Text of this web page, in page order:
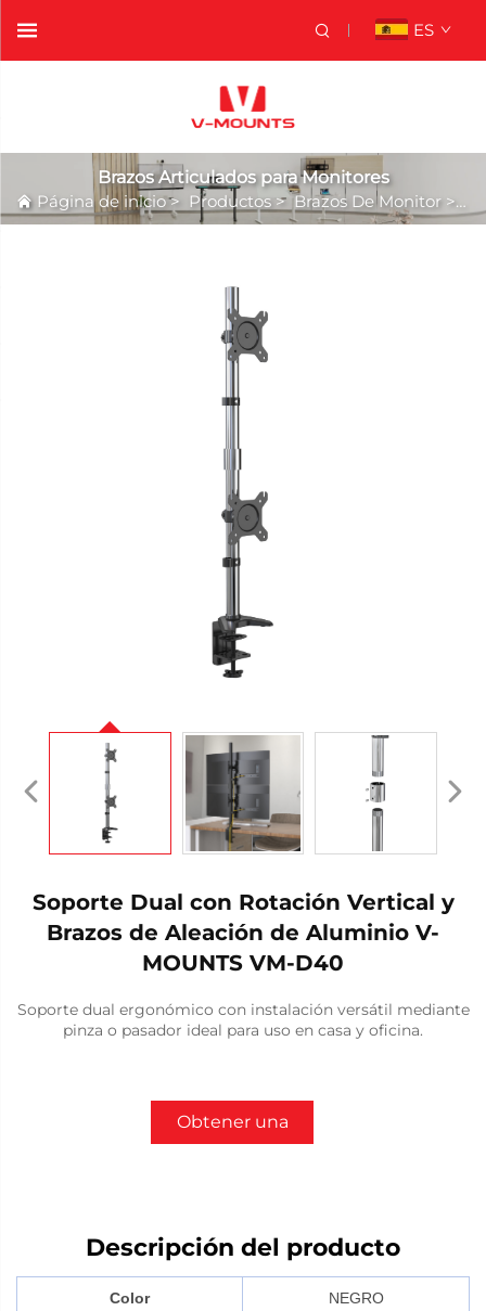
ES
Brazos Articulados para Monitores
Página de inicio> Productos>Brazos De Monitor >
Soporte Dual con Rotación Vertical y
Brazos de Aleación de Aluminio V-
MOUNTS VM-D40
Soporte dual ergonómico con instalación versátil mediante
pinza o pasador ideal para uso en casa y oficina.
Obtener una
Descripción del producto
Color NEGRO